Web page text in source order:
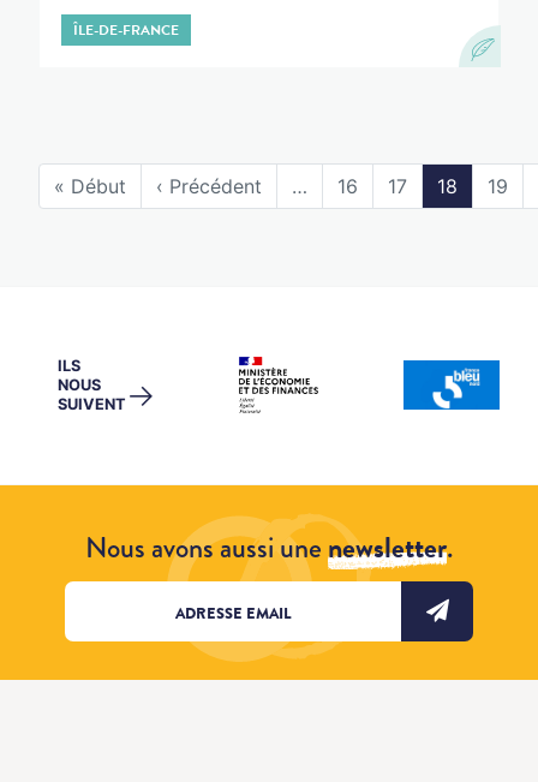
ÎLE-DE-FRANCE
« Début ‹ Précédent … 16 17 18 19
ILS
NOUS
SUIVENT →
Nous avons aussi unenewsletter.